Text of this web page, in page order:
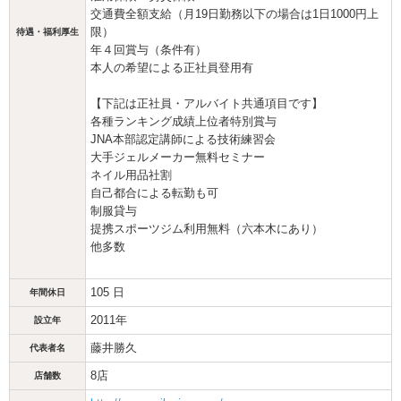
待遇・福利厚生
交通費全額支給（月19日勤務以下の場合は1日1000円上
限）
年４回賞与（条件有）
本人の希望による正社員登用有
【下記は正社員・アルバイト共通項目です】
各種ランキング成績上位者特別賞与
JNA本部認定講師による技術練習会
大手ジェルメーカー無料セミナー
ネイル用品社割
自己都合による転勤も可
制服貸与
提携スポーツジム利用無料（六本木にあり）
他多数
年間休日 105 日
設立年 2011年
代表者名 藤井勝久
店舗数 8店